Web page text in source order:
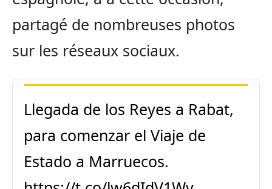
partagé de nombreuses photos
sur les réseaux sociaux.
Llegada de los Reyes a Rabat,
para comenzar el Viaje de
Estado a Marruecos.